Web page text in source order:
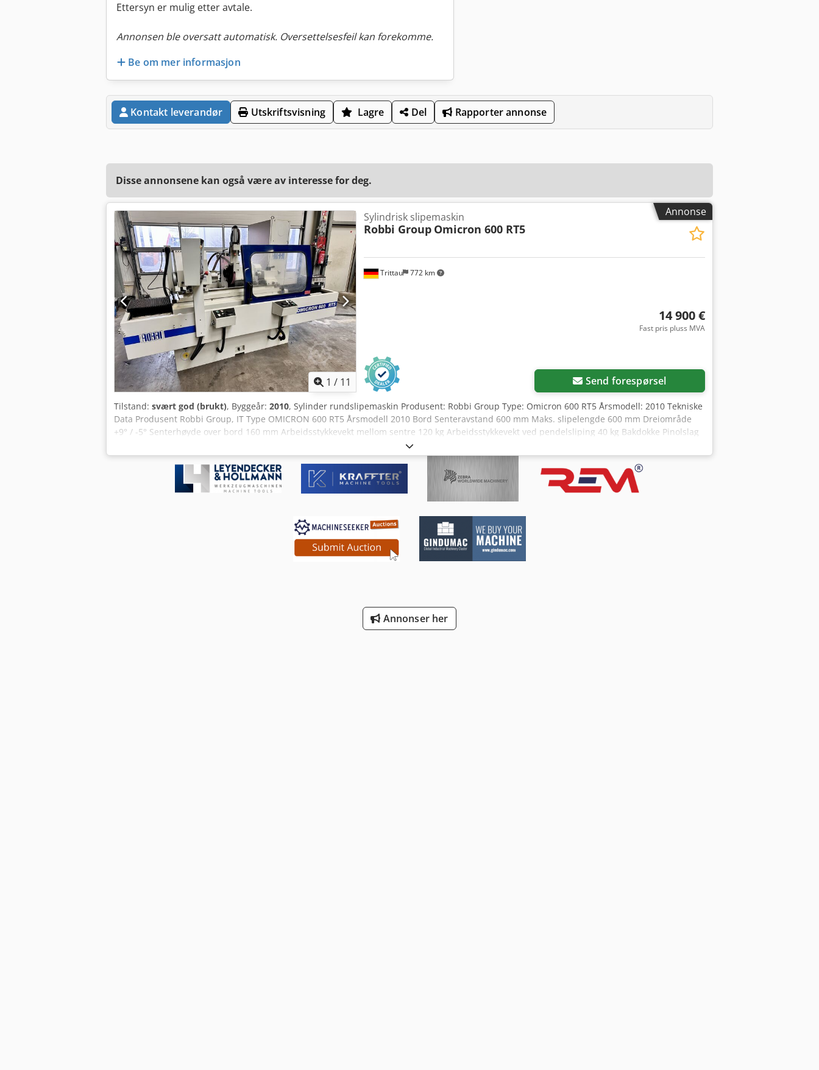
Ettersyn er mulig etter avtale.
Annonsen ble oversatt automatisk. Oversettelsesfeil kan forekomme.
Be om mer informasjon
Kontakt leverandør Utskriftsvisning Lagre Del Rapporter annonse
Disse annonsene kan også være av interesse for deg.
Annonse
1 / 11
Trittau 772 km
Sylindrisk slipemaskin
Robbi Group Omicron 600 RT5
14 900 €
Fast pris pluss MVA
Send forespørsel
Tilstand: svært god (brukt), Byggeår: 2010, Sylinder rundslipemaskin Produsent: Robbi Group Type: Omicron 600 RT5 Årsmodell: 2010 Tekniske
Data Produsent Robbi Group, IT Type OMICRON 600 RT5 Årsmodell 2010 Bord Senteravstand 600 mm Maks. slipelengde 600 mm Dreiområde
+9° / -5° Senterhøyde over bord 160 mm Arbeidsstykkevekt mellom sentre 120 kg Arbeidsstykkevekt ved pendelsliping 40 kg Bakdokke Pinolslag
25 mm Pinoldiameter 43 mm Innvendig konus CM 4 Arbeidsstykkespindel Rotasjonshastighet 0 - 600 Innvendig konus CM 4 Spindelgjennomløp
26 mm Slipeskive Diameter 450 mm Bredde min 20 / maks 50 mm Cjdpfx Aewhm Rfsidsha Boringsdiameter 127 mm Utstyr - Manuell eller
automatisk syklus - Automatisk dresseringskompensasjon - Forenklet forhåndsinnstilling av slipeskive og arbeidsstykke Alle opplysninger uten
ansvar. Demonstrasjon med strømtilkobling er mulig når som helst i vårt utstillingslokale.
Annonser her